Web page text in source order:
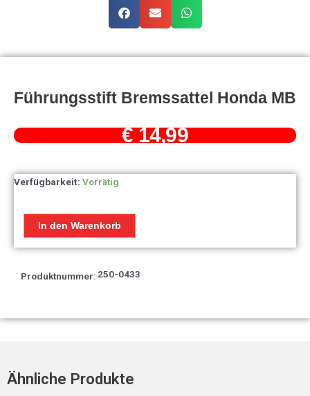
Führungsstift Bremssattel Honda MB
€14,99
Verfügbarkeit: Vorrätig
Führungsstift
Bremssattel
MB
MengeIn den Warenkorb
Produktnummer: 250-0433
Ähnliche Produkte